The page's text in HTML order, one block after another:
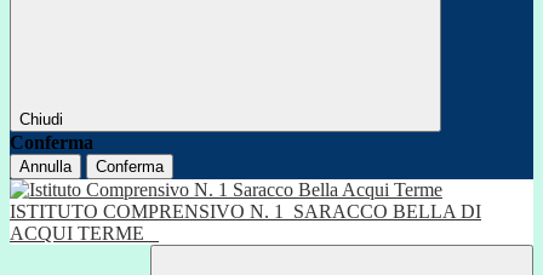
Chiudi
Conferma
Annulla Conferma
ISTITUTO COMPRENSIVO N. 1
SARACCO BELLA DI
ACQUI TERME